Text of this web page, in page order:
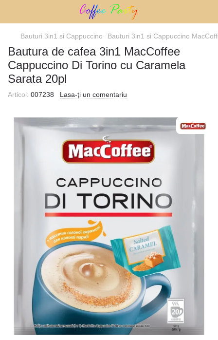
Bauturi 3in1 si Cappuccino Bauturi 3in1 si Cappuccino
Bautura de cafea 3in1 MacCoffee
Cappuccino Di Torino cu Caramela
Sarata 20pl
Articol: 007238 Lasa-ți un comentariu